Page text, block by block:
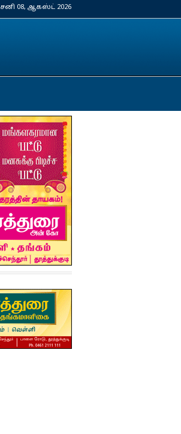
சனி 08, ஆகஸ்ட் 2026